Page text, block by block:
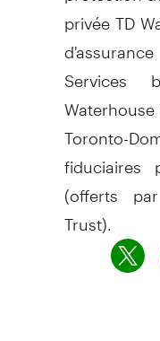
privée TD
Services
Toronto-
fiduciaires
(offerts
Trust).